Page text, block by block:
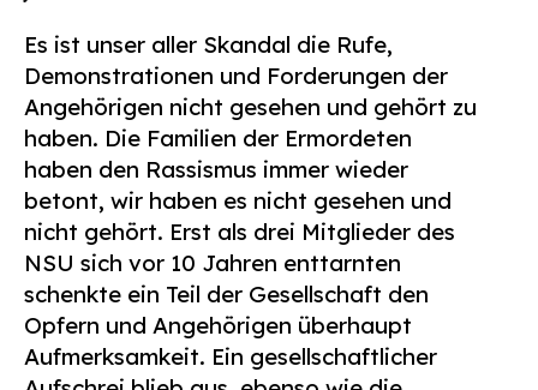
Es ist unser aller Skandal die Rufe,
Demonstrationen und Forderungen der
Angehörigen nicht gesehen und gehört zu
haben. Die Familien der Ermordeten
haben den Rassismus immer wieder
betont, wir haben es nicht gesehen und
nicht gehört. Erst als drei Mitglieder des
NSU sich vor 10 Jahren enttarnten
schenkte ein Teil der Gesellschaft den
Opfern und Angehörigen überhaupt
Aufmerksamkeit. Ein gesellschaftlicher